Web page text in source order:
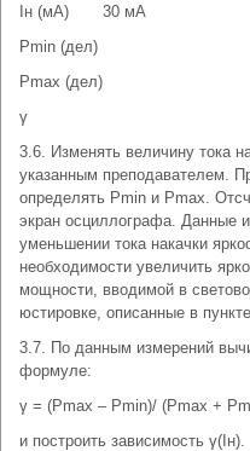
Iн (мА)
30 мА
Рmin (дел)
Рmах (дел)
γ
3.6. Изменять величину тока
указанным преподавателем.
определять Рmin и Рmax.
экран осциллографа. Данные
уменьшении тока накачки
необходимости увеличить
мощности, вводимой в
юстировке, описанные в
3.7. По данным измерений
формуле:
γ = (Рmax – Рmin)/ (Рmax +
и построить зависимость γ(Iн).